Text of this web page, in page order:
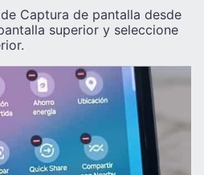
Captura de pantalla desde
superior y seleccione